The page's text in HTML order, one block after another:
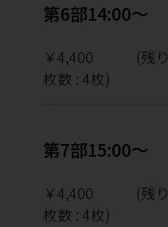
第6部14:00～
￥4,400 (残り
枚数 : 4枚)
第7部15:00～
￥4,400 (残り
枚数 : 4枚)